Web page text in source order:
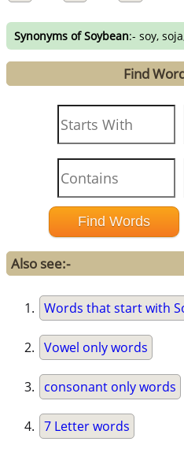
Synonyms of Soybean:- soy,
Find
Also see:-
Words that start with
Vowel only words
consonant only words
7 Letter words